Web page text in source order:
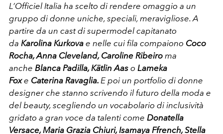
L’Officiel Italia ha scelto di rendere omaggio a un
gruppo di donne uniche, speciali, meravigliose. A
partire da un cast di supermodel capitanato
da Karolina Kurkova e nelle cui fila compaiono Coco
Rocha, Anna Cleveland, Caroline Ribeiro ma
anche Blanca Padilla, Kätlin Aas o Lameka
Foxe Caterina Ravaglia. E poi un portfolio di donne
designer che stanno scrivendo il futuro della moda e
del beauty, scegliendo un vocabolario di inclusività
gridato a gran voce da talenti come Donatella
Versace, Maria Grazia Chiuri, Isamaya Ffrench, Stella